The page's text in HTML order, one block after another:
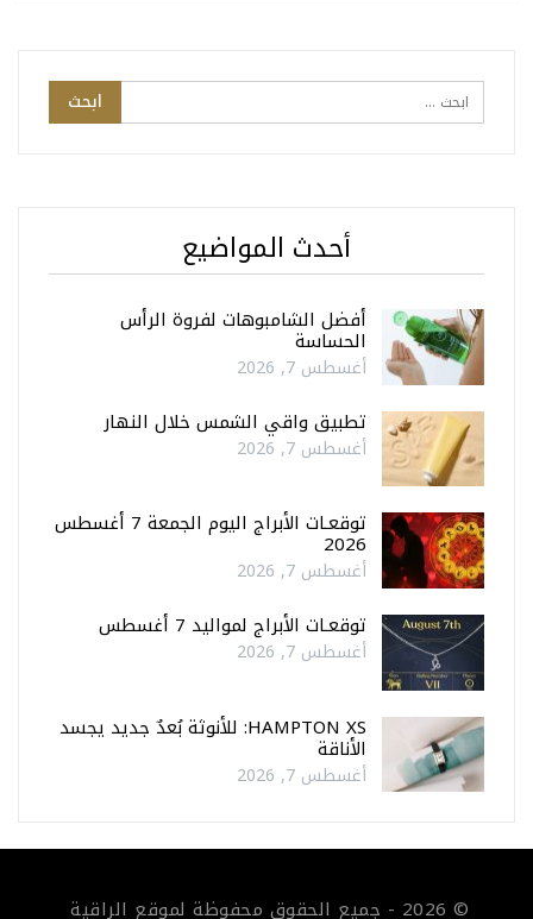
أحدث المواضيع
أفضل الشامبوهات لفروة الرأس
الحساسة
أغسطس 7, 2026
تطبيق واقي الشمس خلال النهار
أغسطس 7, 2026
توقعـات الأبراج اليوم الجمعة 7 أغسطس
2026
أغسطس 7, 2026
توقعـات الأبراج لمواليد 7 أغسطس
أغسطس 7, 2026
HAMPTON XS: للأنوثة بُعدٌ جديد يجسد
الأناقة
أغسطس 7, 2026
© 2026 - جميع الحقوق محفوظة لموقع الراقية